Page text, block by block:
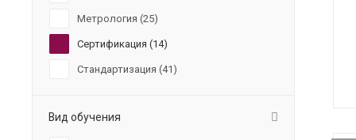
Метрология (25)
Сертификация (14)
Стандартизация (41)
Вид обучения